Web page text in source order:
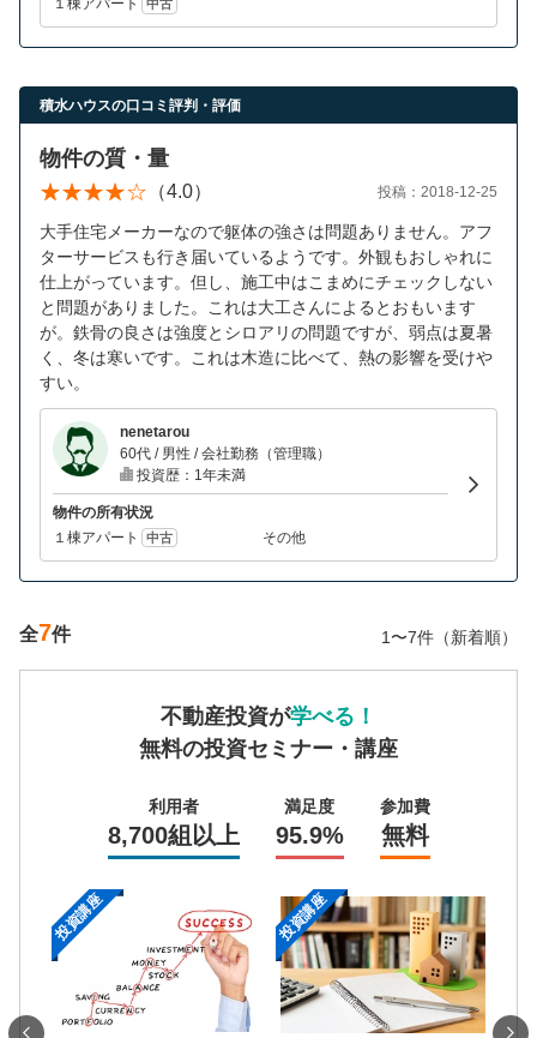
１棟アパート 中古
積水ハウスの口コミ評判・評価
物件の質・量
（4.0） 投稿：2018-12-25
大手住宅メーカーなので躯体の強さは問題ありません。アフ
ターサービスも行き届いているようです。外観もおしゃれに
仕上がっています。但し、施工中はこまめにチェックしない
と問題がありました。これは大工さんによるとおもいます
が。鉄骨の良さは強度とシロアリの問題ですが、弱点は夏暑
く、冬は寒いです。これは木造に比べて、熱の影響を受けや
すい。
nenetarou
60代 / 男性 / 会社勤務（管理職）
投資歴：1年未満
物件の所有状況
１棟アパート
中古 その他
全7件 1〜7件（新着順）
不動産投資が学べる！
無料の投資セミナー・講座
利用者
8,700組以上
満足度
95.9%
参加費
無料
投資講座 投資講座